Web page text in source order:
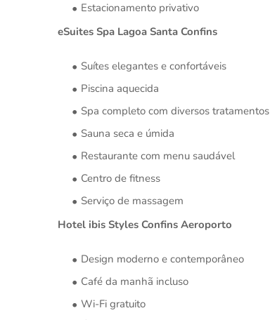
Estacionamento privativo
eSuites Spa Lagoa Santa Confins
Suítes elegantes e confortáveis
Piscina aquecida
Spa completo com diversos tratamentos
Sauna seca e úmida
Restaurante com menu saudável
Centro de fitness
Serviço de massagem
Hotel ibis Styles Confins Aeroporto
Design moderno e contemporâneo
Café da manhã incluso
Wi-Fi gratuito